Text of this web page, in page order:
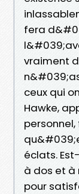
fera
vraiment
ceux qui
Hawke,
éclats.
à dos et à
pour